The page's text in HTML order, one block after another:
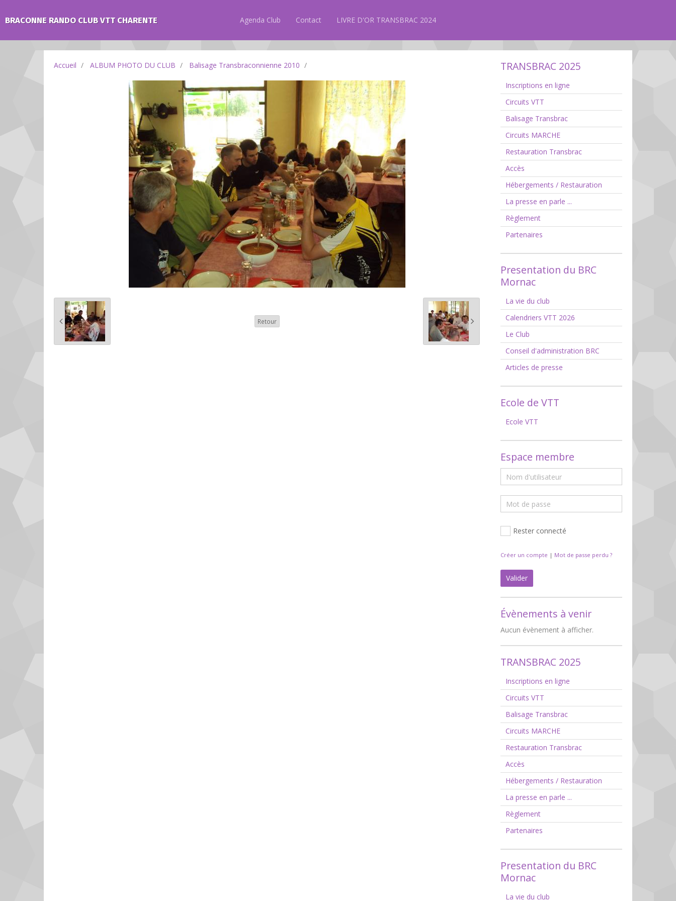
BRACONNE RANDO CLUB VTT CHARENTE Agenda Club Contact LIVRE D'OR TRANSBRAC 2024
Accueil ALBUM PHOTO DU CLUB Balisage Transbraconnienne 2010
Retour
TRANSBRAC 2025
Inscriptions en ligne
Circuits VTT
Balisage Transbrac
Circuits MARCHE
Restauration Transbrac
Accès
Hébergements / Restauration
La presse en parle ...
Règlement
Partenaires
Presentation du BRC
Mornac
La vie du club
Calendriers VTT 2026
Le Club
Conseil d'administration BRC
Articles de presse
Ecole de VTT
Ecole VTT
Espace membre
Rester connecté
Créer un compte | Mot de passe perdu ?
Valider
Évènements à venir
Aucun évènement à afficher.
TRANSBRAC 2025
Inscriptions en ligne
Circuits VTT
Balisage Transbrac
Circuits MARCHE
Restauration Transbrac
Accès
Hébergements / Restauration
La presse en parle ...
Règlement
Partenaires
Presentation du BRC
Mornac
La vie du club